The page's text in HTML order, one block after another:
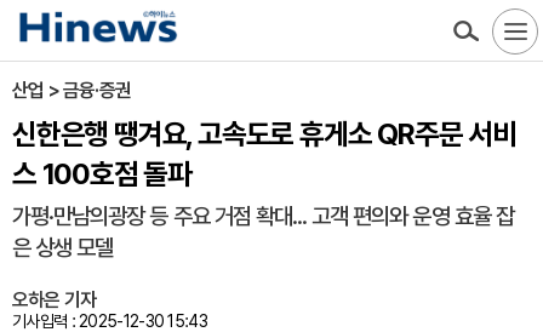
산업 > 금융·증권
신한은행 땡겨요, 고속도로 휴게소 QR주문 서비
스 100호점 돌파
가평·만남의광장 등 주요 거점 확대... 고객 편의와 운영 효율 잡
은 상생 모델
오하은 기자
기사입력 : 2025-12-30 15:43